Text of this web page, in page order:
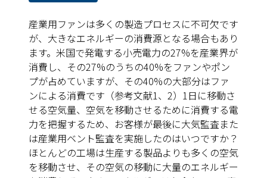
産業用ファンは多くの製造プロセスに不可欠です
が、大きなエネルギーの消費源となる場合もあり
ます。米国で発電する小売電力の27%を産業界が
消費し、その27%のうちの40%をファンやポン
プが占めていますが、その40%の大部分はファ
ンによる消費です（参考文献1、2）1日に移動さ
せる空気量、空気を移動させるために消費する電
力を把握するため、お客様が最後に大気監査また
は産業用ベント監査を実施したのはいつですか？
ほとんどの工場は生産する製品よりも多くの空気
を移動させ、その空気の移動に大量のエネルギー